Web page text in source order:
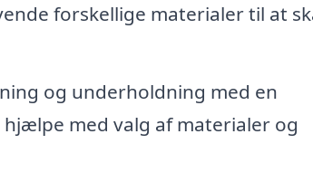
forskellige materialer til at
og underholdning med en
med valg af materialer og